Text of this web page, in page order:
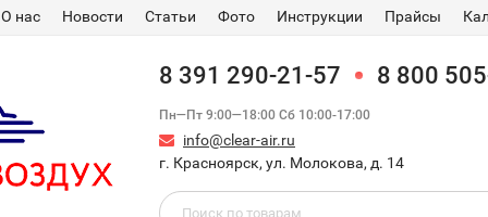
О нас Новости Статьи Фото Инструкции Прайсы
8 391 290-21-57 8 800
Пн—Пт 9:00—18:00 Сб 10:00-17:00
info@clear-air.ru
г. Красноярск, ул. Молокова, д. 14